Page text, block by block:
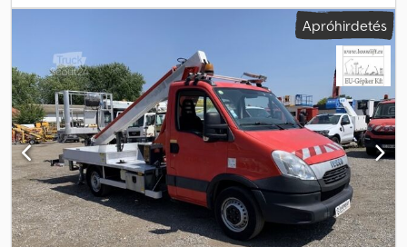
3 500 kg, gumiabroncs állapota:80 százalék, tengelyelrendezés:
, kibocsátási osztály:Euro 5,
2014, üzemórák:
, Felszereltség:
, Iveco Daily Multitel MT202DS – 20,2 m Cjdpezr Itmjfx Amgoha
Maximális munkamagasság: 20,2 m Futásteljesítmény (km): 69283
km Üzemórák: 5719 Gyártási év: 2014/03 Kibocsátási osztály: EURO5
Hengerűrtartalom (cm³): 2287 Teljesítmény: 78 kW Típus:
Hidraulikus munkaplatform, használt jármű Üzemanyag: Dízel
Megengedett megterhelés: 3500 kg Ülések száma: 2 Váltó:
Manuális váltó Raktáron van Felszereltség: ABS, szervokormány
Leírás: A gép jó állapotban van, a motor és a hidraulikus rendszer
tiszta, és megfelelően működik. Az ár nettó, exportár. Beszélünk: -
Angolul - Németül - Magyarul
Apróhirdetés